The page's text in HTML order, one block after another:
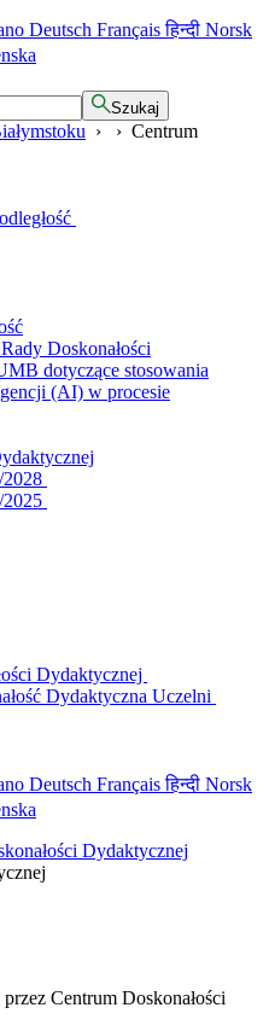
Deutsch Françaisहिन्दी Norsk
Szukaj
› › Centrum
Doskonałości
dotyczące stosowania
(AI) w procesie
Dydaktycznej
Dydaktyczna Uczelni
Deutsch Françaisहिन्दी Norsk
Dydaktycznej
Centrum Doskonałości